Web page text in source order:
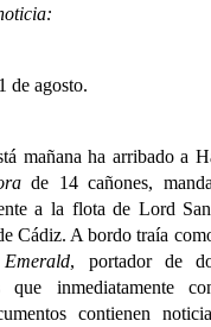
agosto.
arribado a
de 14 cañones,
a la flota de Lord
Cádiz. A bordo traía
, portador de
inmediatamente
contienen